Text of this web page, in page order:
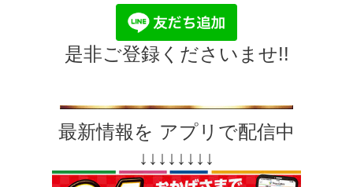
是非ご登録くださいませ!!
最新情報を アプリで配信中
↓↓↓↓↓↓↓↓